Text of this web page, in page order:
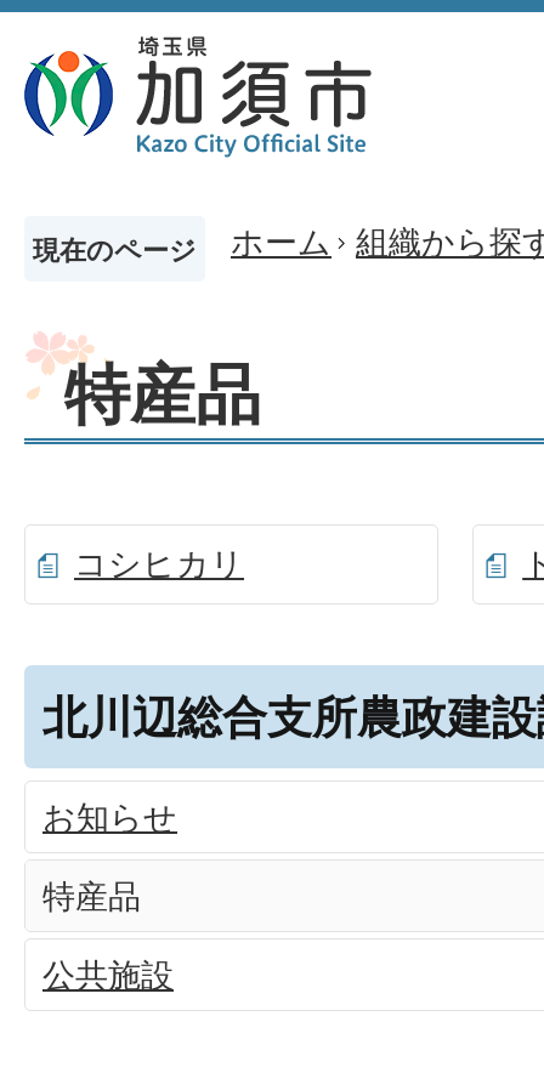
現在のページ ホーム 組織から探
特産品
コシヒカリ
北川辺総合支所農政建
お知らせ
特産品
公共施設